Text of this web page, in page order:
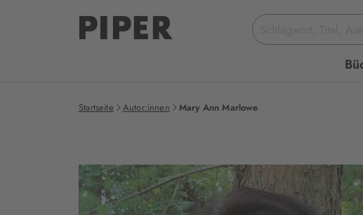
Suchbegriff
eingeben
Startseite Autor:innen Mary Ann Marlowe